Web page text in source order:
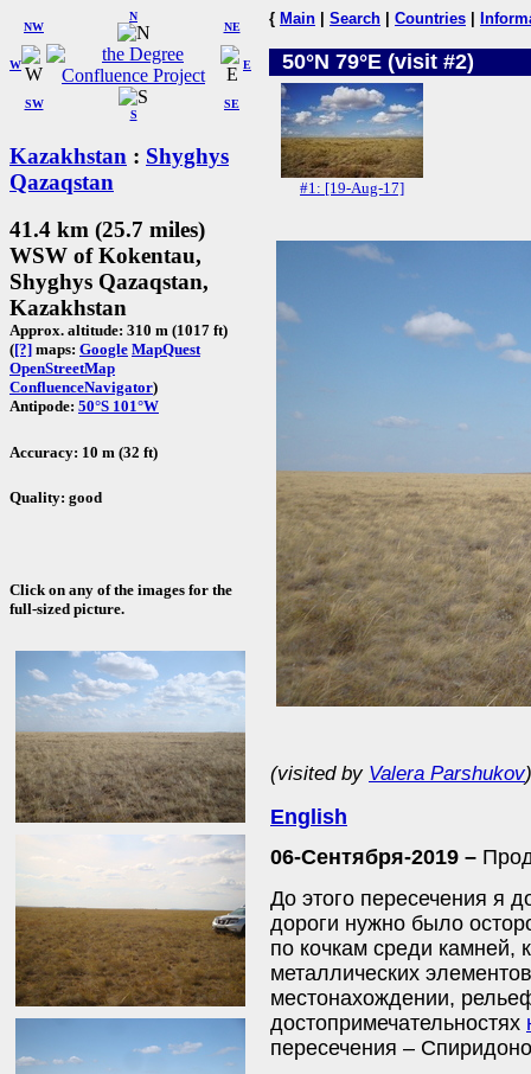
W
NW
N
NE
SW
S
SE
E
Kazakhstan : Shyghys
Qazaqstan
41.4 km (25.7 miles)
WSW of Kokentau,
Shyghys Qazaqstan,
Kazakhstan
Approx. altitude: 310 m (1017 ft)
([?] maps: Google MapQuest
OpenStreetMap
ConfluenceNavigator)
Antipode: 50°S 101°W
Accuracy: 10 m (32 ft)
Quality: good
Click on any of the images for the
full-sized picture.
{ Main Search Countries
50°N 79°E (visit #2)
#1: [19-Aug-17]
(visited by Valera Parshukov)
English
06-Сентября-2019 –
До этого пересечения я
дороги нужно было
по кочкам среди камней,
металлических
местонахождении,
достопримечательностях
пересечения –